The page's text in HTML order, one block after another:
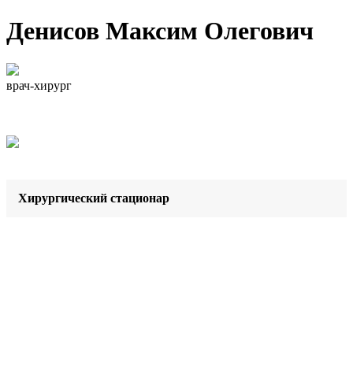
Денисов Максим Олегович
врач-хирург
Хирургический стационар